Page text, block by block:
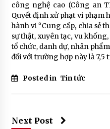
công nghệ cao (Công an
Quyết định xử phạt vi phạm
hành vi “Cung cấp, chia sẻ
sự thật, xuyên tạc, vu
tổ chức, danh dự, nhân
đối với trường hợp này là 7,5
Posted in Tin tức
Next Post